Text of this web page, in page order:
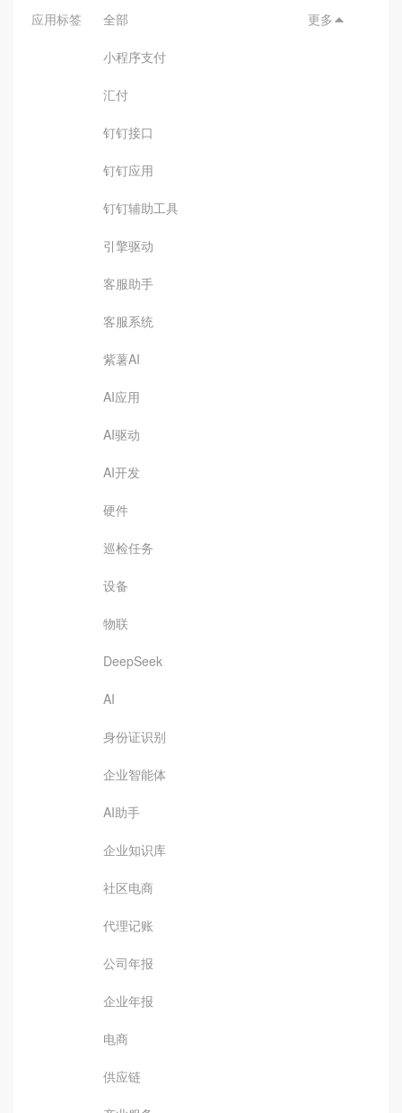
应用标签 全部
小程序支付
汇付
钉钉接口
钉钉应用
钉钉辅助工具
引擎驱动
客服助手
客服系统
紫薯AI
AI应用
AI驱动
AI开发
硬件
巡检任务
设备
物联
DeepSeek
AI
身份证识别
企业智能体
AI助手
企业知识库
社区电商
代理记账
公司年报
企业年报
电商
供应链
更多 